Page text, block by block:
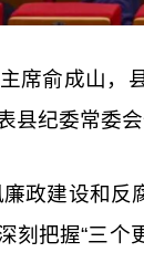
席俞成山，
县纪委常委会
政建设和
把握“三个